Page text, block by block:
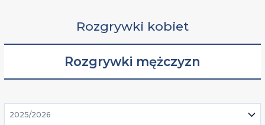
Rozgrywki kobiet
Rozgrywki mężczyzn
2025/2026